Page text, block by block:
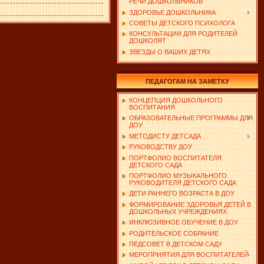
ЗДОРОВЬЕ ДОШКОЛЬНИКА
СОВЕТЫ ДЕТСКОГО ПСИХОЛОГА
КОНСУЛЬТАЦИИ ДЛЯ РОДИТЕЛЕЙ
ДОШКОЛЯТ
ЗВЕЗДЫ О ВАШИХ ДЕТЯХ
ПЕДАГОГАМ НА ЗАМЕТКУ
КОНЦЕПЦИЯ ДОШКОЛЬНОГО
ВОСПИТАНИЯ
ОБРАЗОВАТЕЛЬНЫЕ ПРОГРАММЫ ДЛЯ
ДОУ
МЕТОДИСТУ ДЕТСАДА
РУКОВОДСТВУ ДОУ
ПОРТФОЛИО ВОСПИТАТЕЛЯ
ДЕТСКОГО САДА
ПОРТФОЛИО МУЗЫКАЛЬНОГО
РУКОВОДИТЕЛЯ ДЕТСКОГО САДА
ДЕТИ РАННЕГО ВОЗРАСТА В ДОУ
ФОРМИРОВАНИЕ ЗДОРОВЬЯ ДЕТЕЙ В
ДОШКОЛЬНЫХ УЧРЕЖДЕНИЯХ
ИНКЛЮЗИВНОЕ ОБУЧЕНИЕ В ДОУ
РОДИТЕЛЬСКОЕ СОБРАНИЕ
ПЕДСОВЕТ В ДЕТСКОМ САДУ
МЕРОПРИЯТИЯ ДЛЯ ВОСПИТАТЕЛЕЙ